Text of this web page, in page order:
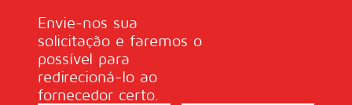
Envie-nos sua
solicitação e faremos o
possível para
redirecioná-lo ao
fornecedor certo.